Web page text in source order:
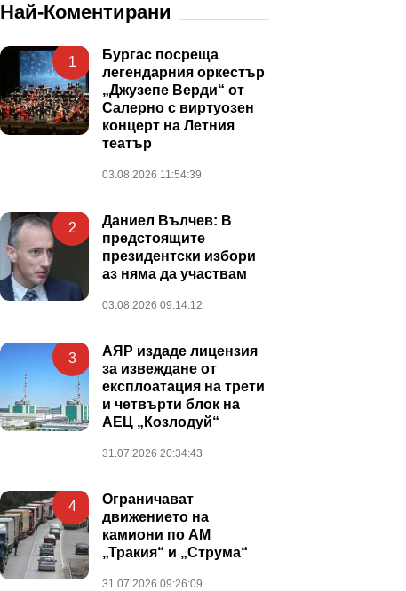
Най-Коментирани
1
Бургас посреща
легендарния оркестър
„Джузепе Верди“ от
Салерно с виртуозен
концерт на Летния
театър
03.08.2026 11:54:39
2
Даниел Вълчев: В
предстоящите
президентски избори
аз няма да участвам
03.08.2026 09:14:12
3
АЯР издаде лицензия
за извеждане от
експлоатация на трети
и четвърти блок на
АЕЦ „Козлодуй“
31.07.2026 20:34:43
4
Ограничават
движението на
камиони по АМ
„Тракия“ и „Струма“
31.07.2026 09:26:09